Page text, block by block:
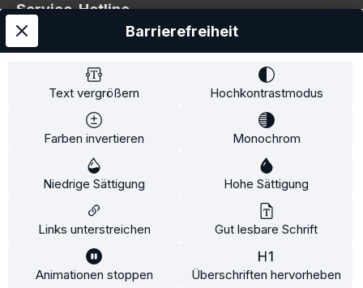
Service-Hotline
Service
Information
* Alle Preise inkl. gesetzl. Mehrwertsteuer zzgl.
und ggf. Nachnahmegebühren, wenn
Text vergrößern Hochkontrastmodus
Farben invertieren Monochrom
Niedrige Sättigung Hohe Sättigung
Links unterstreichen Gut lesbare Schrift
Animationen stoppen Überschriften hervorheben
Barrierefreiheit
Diese Website verwendet Cookies, um eine bestmögliche